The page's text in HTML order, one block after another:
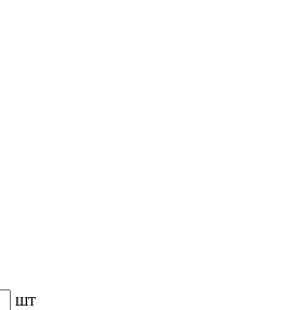
шт